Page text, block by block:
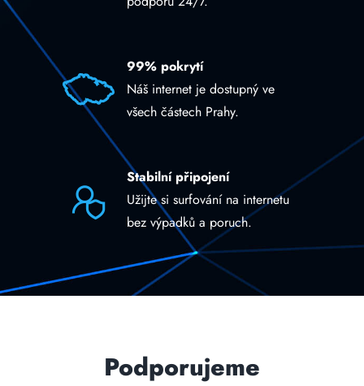
99% pokrytí
Náš internet je dostupný ve
všech částech Prahy.
Stabilní připojení
Užijte si surfování na internetu
bez výpadků a poruch.
Podporujeme